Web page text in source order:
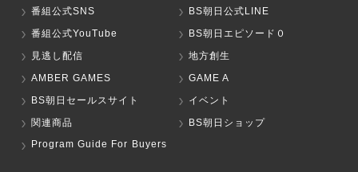
番組公式SNS
BS朝日公式LINE
番組公式YouTube
BS朝日エピソード０
見逃し配信
地方創生
AMBER GAMES
GAME A
BS朝日セールスサイト
イベント
関連商品
BS朝日ショップ
Program Guide For Buyers